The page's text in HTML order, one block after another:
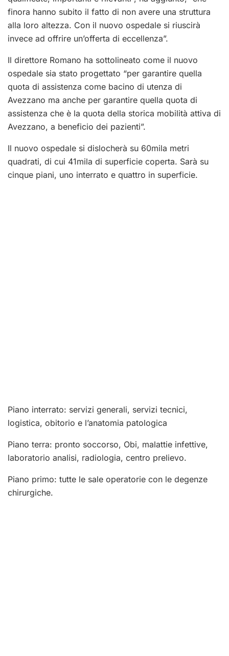
finora hanno subito il fatto di non avere una struttura
alla loro altezza. Con il nuovo ospedale si riuscirà
invece ad offrire un’offerta di eccellenza”.
Il direttore Romano ha sottolineato come il nuovo
ospedale sia stato progettato “per garantire quella
quota di assistenza come bacino di utenza di
Avezzano ma anche per garantire quella quota di
assistenza che è la quota della storica mobilità attiva di
Avezzano, a beneficio dei pazienti”.
Il nuovo ospedale si dislocherà su 60mila metri
quadrati, di cui 41mila di superficie coperta. Sarà su
cinque piani, uno interrato e quattro in superficie.
Piano interrato: servizi generali, servizi tecnici,
logistica, obitorio e l’anatomia patologica
Piano terra: pronto soccorso, Obi, malattie infettive,
laboratorio analisi, radiologia, centro prelievo.
Piano primo: tutte le sale operatorie con le degenze
chirurgiche.